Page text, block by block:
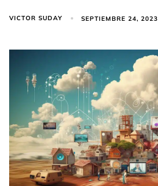
VICTOR SUDAY SEPTIEMBRE 24, 2023